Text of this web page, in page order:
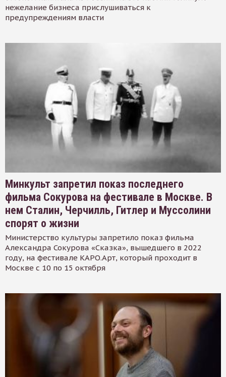
нежелание бизнеса прислушиваться к
предупреждениям власти
Минкульт запретил показ последнего
фильма Сокурова на фестивале в Москве. В
нем Сталин, Черчилль, Гитлер и Муссолини
спорят о жизни
Министерство культуры запретило показ фильма
Александра Сокурова «Сказка», вышедшего в 2022
году, на фестивале КАРО.Арт, который проходит в
Москве с 10 по 15 октября